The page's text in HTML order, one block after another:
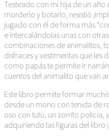
Testeado con mi hija de un
morderlo y botarlo, resistió
jugado con él de forma más
e intercalándolas unas con
combinaciones de animalitos,
disfraces y vestimentas que les
como papás te permite ir
cuentos del animalito que van
Este libro permite formar
desde un mono con tenida de
oso con tutú, un zorrito policia,
adquiriendo las figuras del libro